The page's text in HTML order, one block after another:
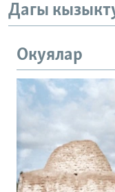
Дагы
Окуялар